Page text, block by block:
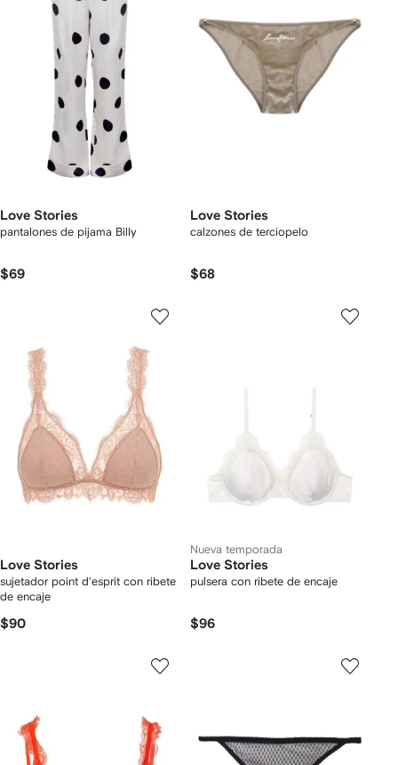
Love Stories
pantalones de pijama Billy
$69
Love Stories
calzones de terciopelo
$68
Love Stories
sujetador point d'esprit con ribete
de encaje
$90
Nueva temporada
Love Stories
pulsera con ribete de encaje
$96